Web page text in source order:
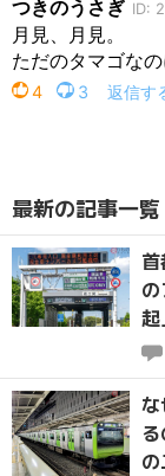
最新の記事一覧
な